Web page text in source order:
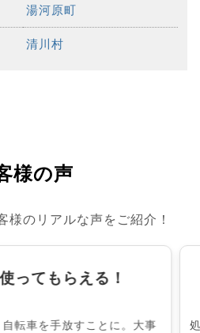
湯河原町
清川村
様の声
様のリアルな声をご紹介！
ってもらえる！
転車を手放すことに。大事